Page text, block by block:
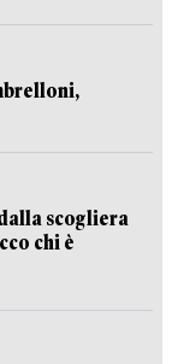
scogliera
chi è